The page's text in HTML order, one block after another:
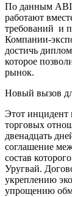
По данным
работают
требований и
Компании-
достичь
которое
рынок.
Новый вызов
Этот инцидент
торговых
двенадцать
соглашение
состав
Уругвай.
укреплению
упрощению